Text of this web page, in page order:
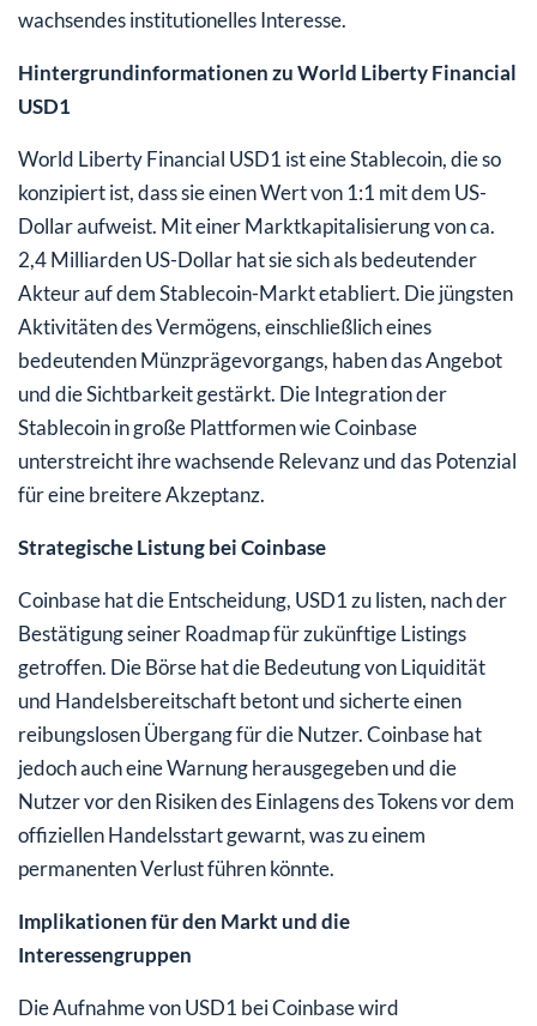
wachsendes institutionelles Interesse.
Hintergrundinformationen zu World Liberty Financial
USD1
World Liberty Financial USD1 ist eine Stablecoin, die so
konzipiert ist, dass sie einen Wert von 1:1 mit dem US-
Dollar aufweist. Mit einer Marktkapitalisierung von ca.
2,4 Milliarden US-Dollar hat sie sich als bedeutender
Akteur auf dem Stablecoin-Markt etabliert. Die jüngsten
Aktivitäten des Vermögens, einschließlich eines
bedeutenden Münzprägevorgangs, haben das Angebot
und die Sichtbarkeit gestärkt. Die Integration der
Stablecoin in große Plattformen wie Coinbase
unterstreicht ihre wachsende Relevanz und das Potenzial
für eine breitere Akzeptanz.
Strategische Listung bei Coinbase
Coinbase hat die Entscheidung, USD1 zu listen, nach der
Bestätigung seiner Roadmap für zukünftige Listings
getroffen. Die Börse hat die Bedeutung von Liquidität
und Handelsbereitschaft betont und sicherte einen
reibungslosen Übergang für die Nutzer. Coinbase hat
jedoch auch eine Warnung herausgegeben und die
Nutzer vor den Risiken des Einlagens des Tokens vor dem
offiziellen Handelsstart gewarnt, was zu einem
permanenten Verlust führen könnte.
Implikationen für den Markt und die
Interessengruppen
Die Aufnahme von USD1 bei Coinbase wird